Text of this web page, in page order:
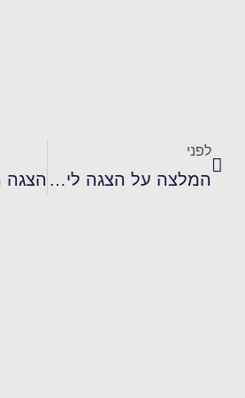
לפני
המלצה על הצגה לילדים בגדי המלך החדשים – תאטרון השעה